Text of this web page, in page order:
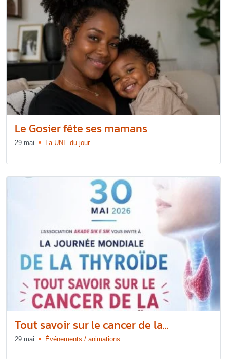
Le Gosier fête ses mamans
29 mai La UNE du jour
Tout savoir sur le cancer de la...
29 mai Événements / animations